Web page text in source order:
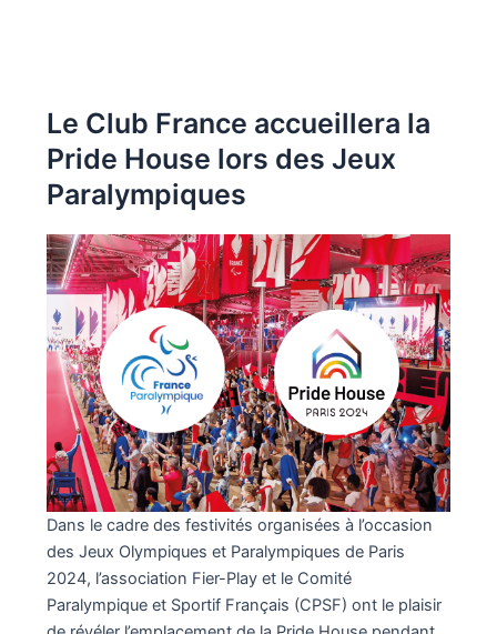
Le Club France accueillera la
Pride House lors des Jeux
Paralympiques
Dans le cadre des festivités organisées à l’occasion
des Jeux Olympiques et Paralympiques de Paris
2024, l’association Fier-Play et le Comité
Paralympique et Sportif Français (CPSF) ont le plaisir